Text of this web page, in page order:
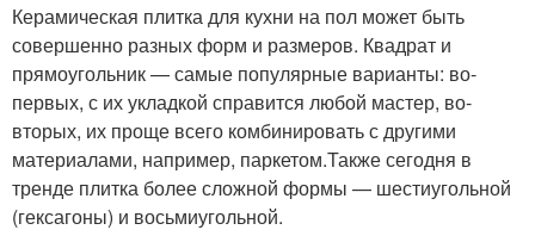
Керамическая плитка для кухни на пол может быть
совершенно разных форм и размеров. Квадрат и
прямоугольник — самые популярные варианты: во-
первых, с их укладкой справится любой мастер, во-
вторых, их проще всего комбинировать с другими
материалами, например, паркетом.Также сегодня в
тренде плитка более сложной формы — шестиугольной
(гексагоны) и восьмиугольной.